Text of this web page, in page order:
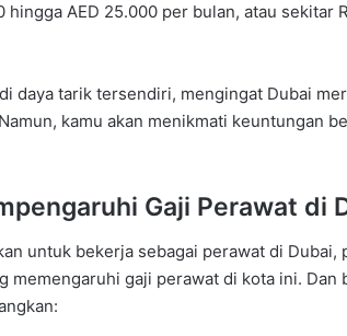
hingga AED 25.000 per bulan, atau sekitar
daya tarik tersendiri, mengingat Dubai
kamu akan menikmati keuntungan
Gaji Perawat di
untuk bekerja sebagai perawat di
memengaruhi gaji perawat di kota ini. Dan